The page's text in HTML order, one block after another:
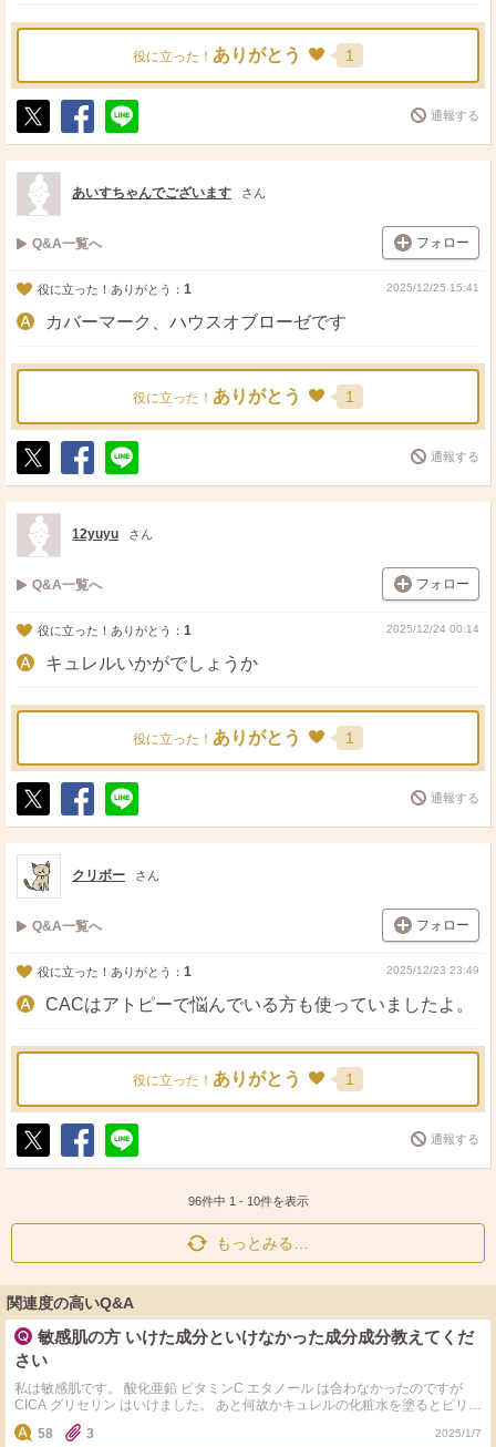
役に立った！ ありがとう 1
ポ
ス
ト
シ
ェ
送
る
通報する
あいすちゃんでございます さん
Q&A一覧へ フォロー
役に立った！ありがとう： 1 2025/12/25 15:41
カバーマーク、ハウスオブローゼです
役に立った！ ありがとう 1
ポ
ス
ト
シ
ェ
送
る
通報する
12yuyu さん
Q&A一覧へ フォロー
役に立った！ありがとう： 1 2025/12/24 00:14
キュレルいかがでしょうか
役に立った！ ありがとう 1
ポ
ス
ト
シ
ェ
送
る
通報する
クリボー さん
Q&A一覧へ フォロー
役に立った！ありがとう： 1 2025/12/23 23:49
CACはアトピーで悩んでいる方も使っていましたよ。
役に立った！ ありがとう 1
ポ
シ
送
通報する
96件中 1 - 10件を表示
もっとみる…
関連度の高いQ&A
敏感肌の方 いけた成分といけなかった成分成分教えてくだ
さい
私は敏感肌です。 酸化亜鉛 ビタミンC エタノール は合わなかったのですが
CICA グリセリン はいけました。 あと何故かキュレルの化粧水を塗るとピリピ
リしたのですが原因が分からないです。 敏感肌の方、合わなかった成分と合
った成分教えて欲しいです！
58 3 2025/1/7